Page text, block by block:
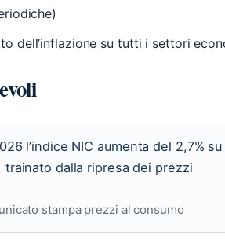
dell’inflazione su tutti i settori
l’indice NIC aumenta del 2,7% su
trainato dalla ripresa dei prezzi
stampa prezzi al consumo